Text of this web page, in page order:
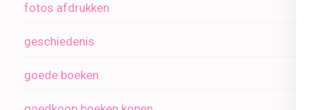
fotos afdrukken
geschiedenis
goede boeken